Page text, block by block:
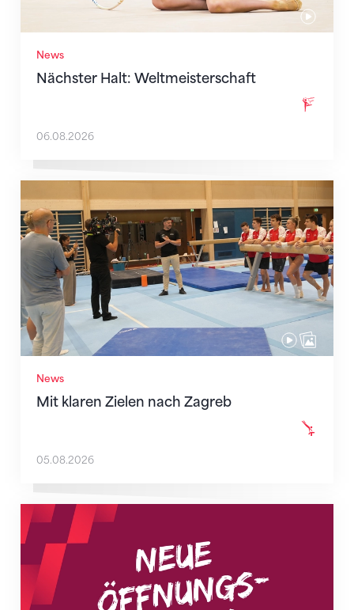
News
Nächster Halt: Weltmeisterschaft
06.08.2026
News
Mit klaren Zielen nach Zagreb
Mit klaren Zielen nach Zagreb
05.08.2026
Neue Empfangszeiten ab 1. August 2026